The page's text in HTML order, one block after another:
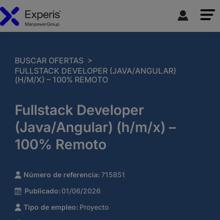
BUSCAR OFERTAS >
FULLSTACK DEVELOPER (JAVA/ANGULAR)
(H/M/X) – 100% REMOTO
Fullstack Developer
(Java/Angular) (h/m/x) –
100% Remoto
Número de referencia: 715851
Publicado: 01/06/2026
Tipo de empleo: Proyecto